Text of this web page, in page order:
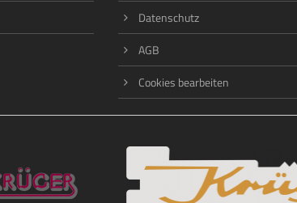
Datenschutz
AGB
Cookies bearbeiten